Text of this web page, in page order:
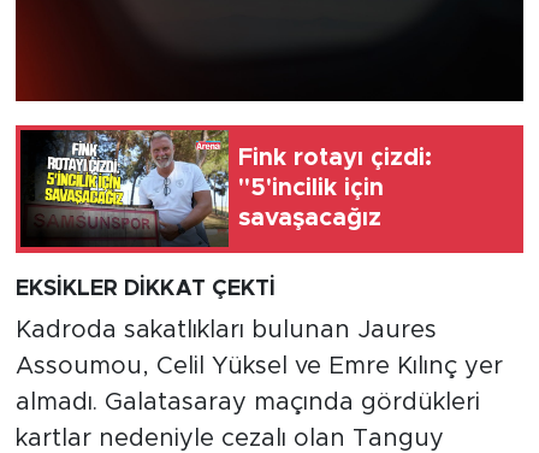
Fink rotayı çizdi:
"5'incilik için
savaşacağız
EKSİKLER DİKKAT ÇEKTİ
Kadroda sakatlıkları bulunan Jaures
Assoumou, Celil Yüksel ve Emre Kılınç yer
almadı. Galatasaray maçında gördükleri
kartlar nedeniyle cezalı olan Tanguy